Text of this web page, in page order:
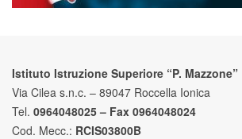
Istituto Istruzione Superiore “P. Mazzone”
Via Cilea s.n.c. – 89047 Roccella Ionica
Tel. 0964048025 – Fax 0964048024
Cod. Mecc.: RCIS03800B